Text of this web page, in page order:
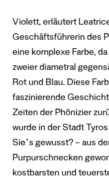
Violett, erläutert
Geschäftsführerin des
eine komplexe Farbe,
zweier diametral
Rot und Blau. Diese
faszinierende
Zeiten der Phönizier
wurde in der Stadt
Sieʼs gewusst? – aus
Purpurschnecken
kostbarsten und